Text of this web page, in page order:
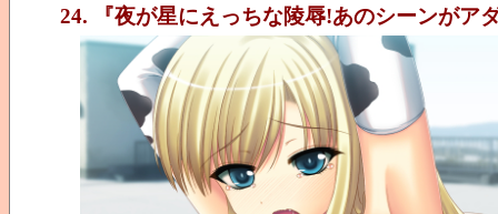
24. 『夜が星にえっちな陵辱!あのシーンがア